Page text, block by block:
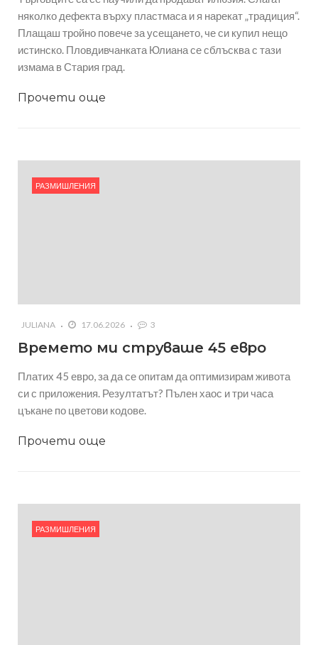
няколко дефекта върху пластмаса и я нарекат „традиция“.
Плащаш тройно повече за усещането, че си купил нещо
истинско. Пловдивчанката Юлиана се сблъсква с тази
измама в Стария град.
Прочети още
РАЗМИШЛЕНИЯ
JULIANA 17.06.2026 3
Времето ми струваше 45 евро
Платих 45 евро, за да се опитам да оптимизирам живота
си с приложения. Резултатът? Пълен хаос и три часа
цъкане по цветови кодове.
Прочети още
РАЗМИШЛЕНИЯ